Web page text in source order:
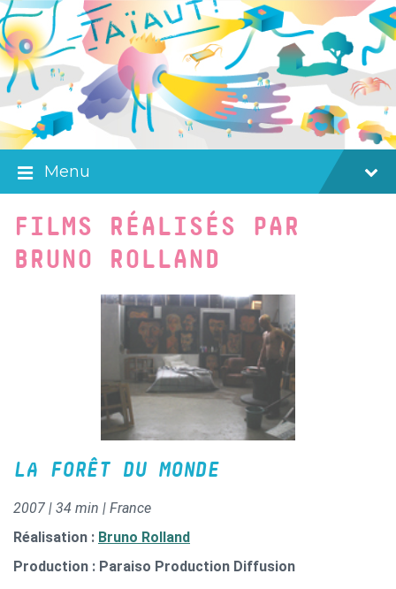
Skip
to
content
Skip
to
main
navigation
Skip
to
footer
Menu
FILMS RÉALISÉS PAR
BRUNO ROLLAND
LA FORÊT DU MONDE
2007 | 34 min | France
Réalisation : Bruno Rolland
Production : Paraiso Production Diffusion